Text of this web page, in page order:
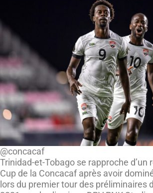
@concacaf
Trinidad-et-Tobago se rapproche d’un
Cup de la Concacaf après avoir
lors du premier tour des préliminaires